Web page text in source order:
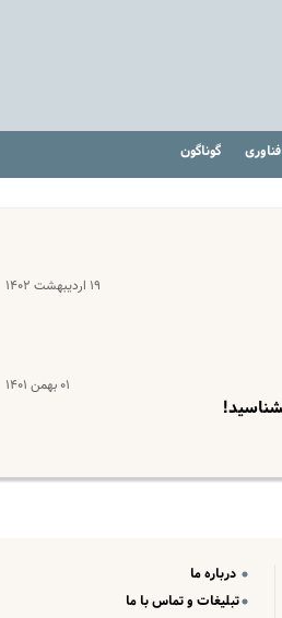
گوناگون
۱۹ اردیبهشت ۱۴۰۲
۰۱ بهمن ۱۴۰۱
درباره ما
تبلیغات و تماس با ما